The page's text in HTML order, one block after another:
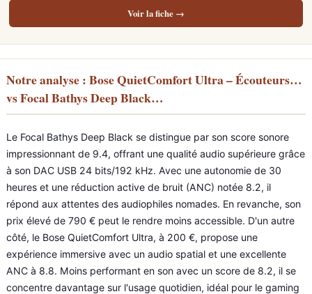
Voir la fiche →
Notre analyse : Bose QuietComfort Ultra – Écouteurs…
vs Focal Bathys Deep Black…
Le Focal Bathys Deep Black se distingue par son score sonore
impressionnant de 9.4, offrant une qualité audio supérieure grâce
à son DAC USB 24 bits/192 kHz. Avec une autonomie de 30
heures et une réduction active de bruit (ANC) notée 8.2, il
répond aux attentes des audiophiles nomades. En revanche, son
prix élevé de 790 € peut le rendre moins accessible. D'un autre
côté, le Bose QuietComfort Ultra, à 200 €, propose une
expérience immersive avec un audio spatial et une excellente
ANC à 8.8. Moins performant en son avec un score de 8.2, il se
concentre davantage sur l'usage quotidien, idéal pour le gaming